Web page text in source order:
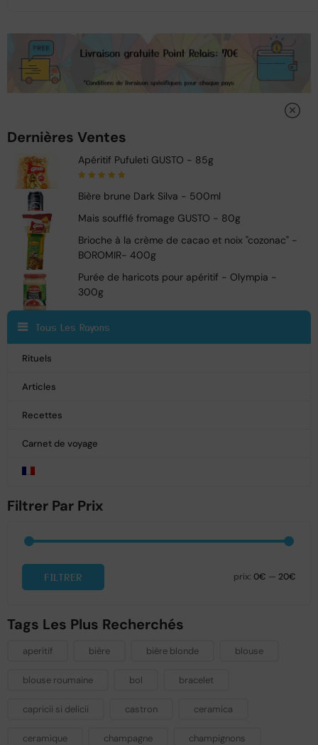
Dernières Ventes
Apéritif Pufuleti GUSTO - 85g
5Bière brune Dark Silva - 500ml
Mais soufflé fromage GUSTO - 80g
Brioche à la crème de cacao et noix "cozonac" -
BOROMIR- 400g
Purée de haricots pour apéritif - Olympia -
300g
Tous Les Rayons
Rituels
Articles
Recettes
Carnet de voyage
Filtrer Par Prix
FILTRER prix: 0€ — 20€
Tags Les Plus Recherchés
aperitif bière bière blonde blouse
blouse roumaine bol bracelet
capricii si delicii castron ceramica
ceramique champagne champignons